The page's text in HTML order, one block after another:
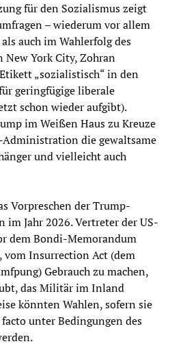
für den Sozialismus zeigt
– wiederum vor allem
auch im Wahlerfolg des
New York City, Zohran
„sozialistisch“ in den
geringfügige liberale
schon wieder aufgibt).
im Weißen Haus zu Kreuze
die gewaltsame
und vielleicht auch
Vorpreschen der Trump-
im Jahr 2026. Vertreter der US-
dem Bondi-Memorandum
Insurrection Act (dem
Gebrauch zu machen,
das Militär im Inland
könnten Wahlen, sofern sie
unter Bedingungen des